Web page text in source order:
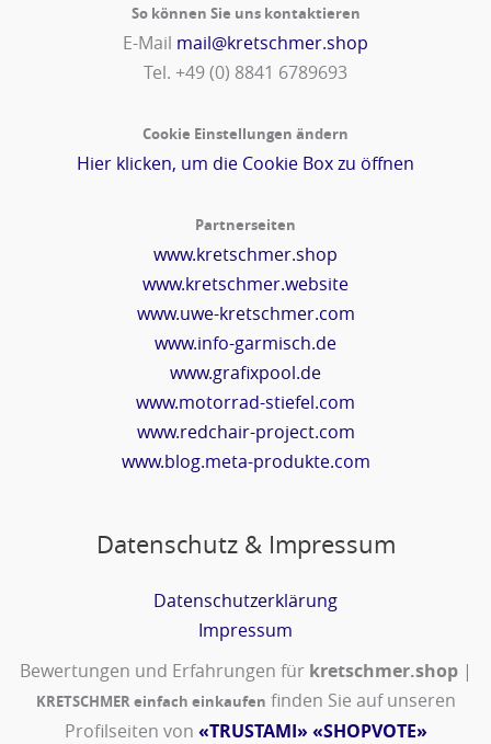
So können Sie uns kontaktieren
E-Mail mail@kretschmer.shop
Tel. +49 (0) 8841 6789693‬
Cookie Einstellungen ändern
Hier klicken, um die Cookie Box zu öffnen
Partnerseiten
www.kretschmer.shop
www.kretschmer.website
www.uwe-kretschmer.com
www.info-garmisch.de
www.grafixpool.de
www.motorrad-stiefel.com
www.redchair-project.com
www.blog.meta-produkte.com
Datenschutz & Impressum
Datenschutzerklärung
Impressum
Bewertungen und Erfahrungen für kretschmer.shop|
KRETSCHMER einfach einkaufen finden Sie auf unseren
Profilseiten von «TRUSTAMI» «SHOPVOTE»